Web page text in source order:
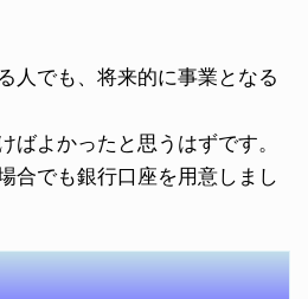
人でも、将来的に事業となる
ばよかったと思うはずです。
合でも銀行口座を用意しまし